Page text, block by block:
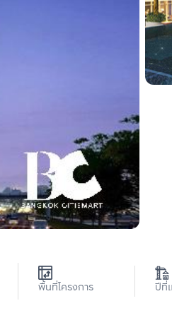
พื้นที่โครงการ ปีที่
ลบทั้ง